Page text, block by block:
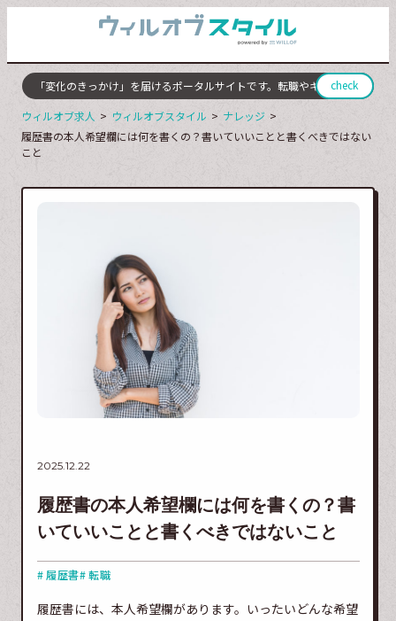
に「変化のきっかけ」を届けるポータルサイトです。転職やキャリアチェン
check
ウィルオブ求人 ウィルオブスタイル
ナレッジ
履歴書の本人希望欄には何を書くの？書いていいことと書くべきではない
こと
2025.12.22
履歴書の本人希望欄には何を書くの？書
いていいことと書くべきではないこと
# 履歴書# 転職
履歴書には、本人希望欄があります。いったいどんな希望